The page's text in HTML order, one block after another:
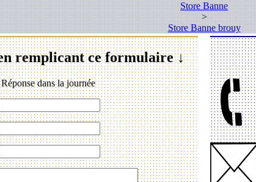
Store Banne
>
Store Banne brouy
remplicant ce formulaire ↓
Réponse dans la journée